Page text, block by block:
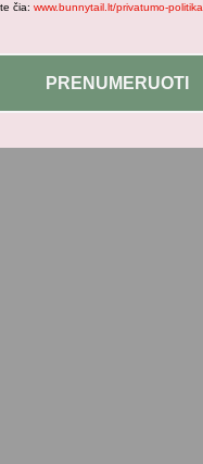
čia: www.bunnytail.lt/privatumo-politika
PRENUMERUOTI